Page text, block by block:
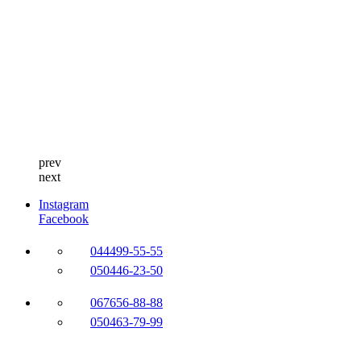
prev
next
Instagram
Facebook
044499-55-55
050446-23-50
067656-88-88
050463-79-99